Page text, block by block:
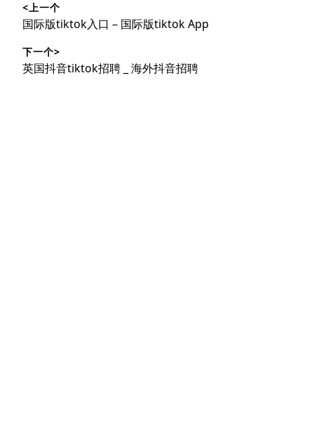
章
导
航
<上一个
上
文
章：
国际版tiktok入口 – 国际版tiktok App
下一个>
下
英国抖音tiktok招聘 _ 海外抖音招聘